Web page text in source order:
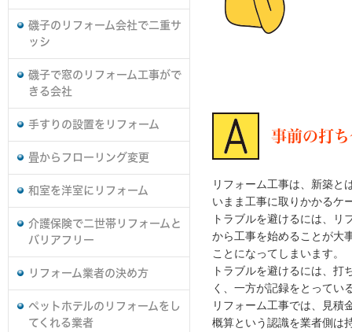
磯子のリフォーム会社で二重サ
ッシ
磯子で窓のリフォーム工事がで
きる会社
手すりの設置をリフォーム
畳からフローリング変更
和室を洋室にリフォーム
介護保険で二世帯リフォームと
バリアフリー
リフォーム業者の決め方
ペットホテルのリフォームをし
てくれる業者
事前の打
リフォーム工事は、新築と
いまま工事に取りかかるケ
トラブルを避けるには、
から工事を始めることが大
ことになってしまいます。
トラブルを避けるには、
く、一方が記録をとってい
リフォーム工事では、見積
概算という認識を業者側は